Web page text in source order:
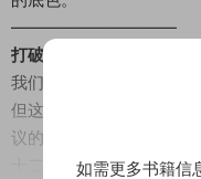
——————————
打破误区：启蒙不是一蹴
我们总以为启蒙是一场轰
但这本书还原了最真实的
议的迭代。
十二位作者观点各异，
如需更多书籍信